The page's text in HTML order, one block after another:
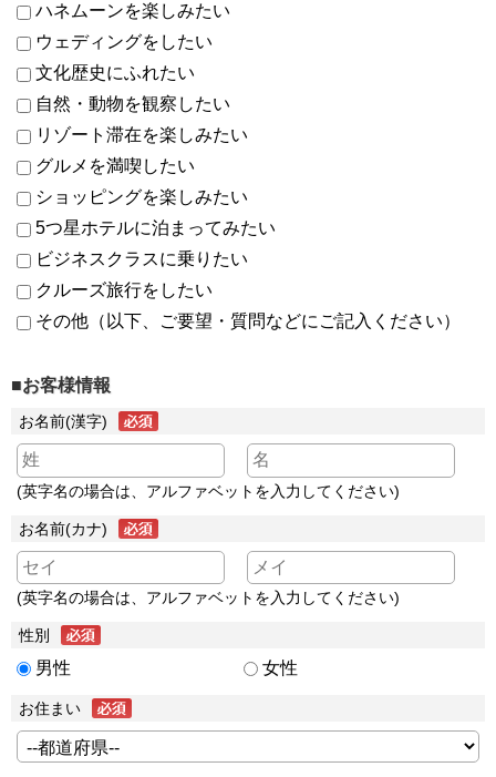
ハネムーンを楽しみたい
ウェディングをしたい
文化歴史にふれたい
自然・動物を観察したい
リゾート滞在を楽しみたい
グルメを満喫したい
ショッピングを楽しみたい
5つ星ホテルに泊まってみたい
ビジネスクラスに乗りたい
クルーズ旅行をしたい
その他（以下、ご要望・質問などにご記入ください）
■お客様情報
お名前(漢字)
(英字名の場合は、アルファベットを入力してください)
お名前(カナ)
(英字名の場合は、アルファベットを入力してください)
性別
男性 女性
お住まい